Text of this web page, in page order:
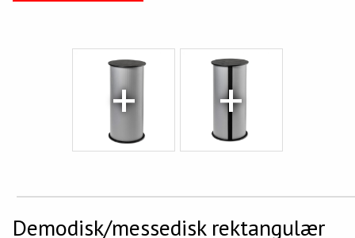
Demodisk/messedisk rektangulær